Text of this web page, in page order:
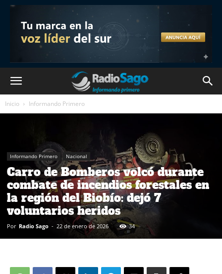
Inicio Informando Primero
Informando Primero Nacional
Carro de Bomberos volcó durante
combate de incendios forestales en
la región del Biobío: dejó 7
voluntarios heridos
Por Radio Sago - 22 de enero de 2026 34